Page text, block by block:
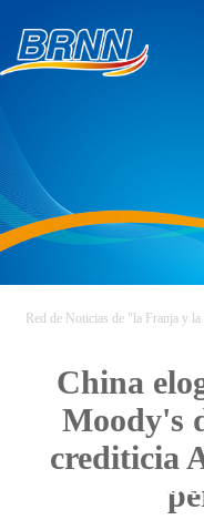
Red de
Red de Noticias de "la Franja y la
China
Moody's
crediticia